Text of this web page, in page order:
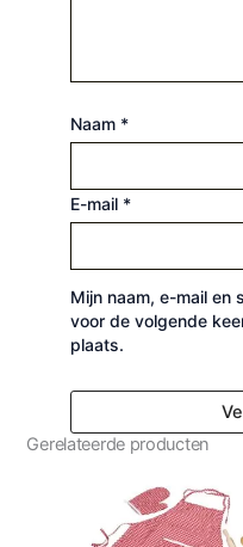
Naam *
E-mail *
Mijn naam, e-mail en
voor de volgende
plaats.
Gerelateerde producten